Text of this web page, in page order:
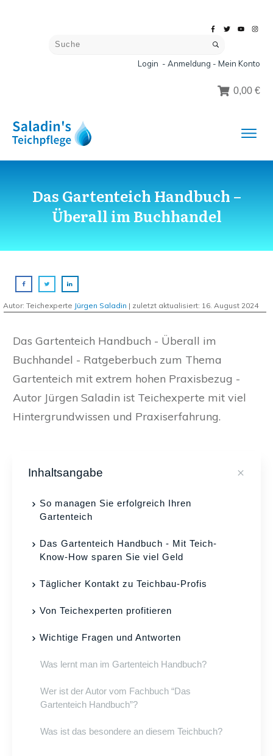
Login - Anmeldung - Mein Konto
0,00 €
Das Gartenteich Handbuch –
Überall im Buchhandel
Autor: Teichexperte Jürgen Saladin | zuletzt aktualisiert: 16. August 2024
Das Gartenteich Handbuch - Überall im
Buchhandel - Ratgeberbuch zum Thema
Gartenteich mit extrem hohen Praxisbezug -
Autor Jürgen Saladin ist Teichexperte mit viel
Hintergrundwissen und Praxiserfahrung.
Inhaltsangabe
So managen Sie erfolgreich Ihren
Gartenteich
Das Gartenteich Handbuch - Mit Teich-
Know-How sparen Sie viel Geld
Täglicher Kontakt zu Teichbau-Profis
Von Teichexperten profitieren
Wichtige Fragen und Antworten
Was lernt man im Gartenteich Handbuch?
Wer ist der Autor vom Fachbuch “Das
Gartenteich Handbuch”?
Was ist das besondere an diesem Teichbuch?